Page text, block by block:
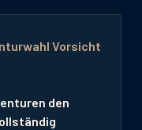
Vorsicht
den